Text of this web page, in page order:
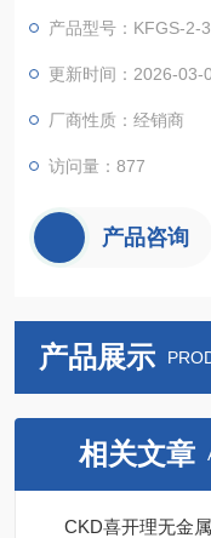
产品型号：KFGS-2-
更新时间：2026-03-
厂商性质：经销商
访问量：877
产品咨询
产品展示
相关文章